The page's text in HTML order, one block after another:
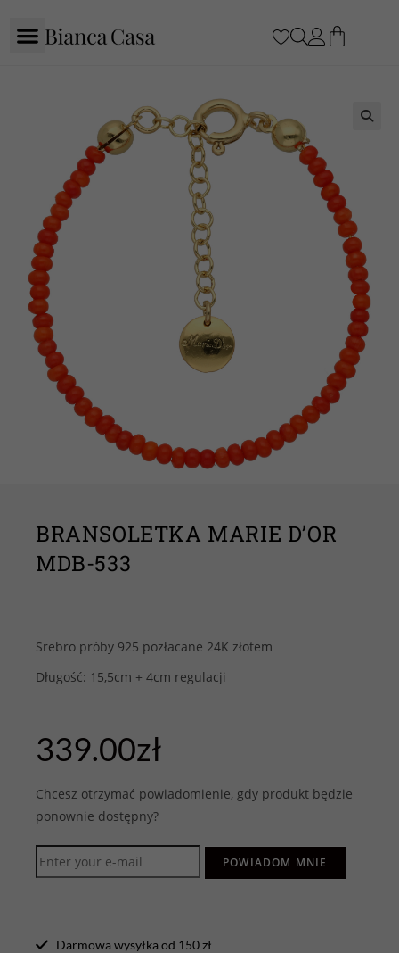
BRANSOLETKA MARIE D’OR
MDB-533
Srebro próby 925 pozłacane 24K złotem
Długość: 15,5cm + 4cm regulacji
339.00zł
Chcesz otrzymać powiadomienie, gdy produkt będzie
ponownie dostępny?
POWIADOM MNIE
Darmowa wysyłka od 150 zł